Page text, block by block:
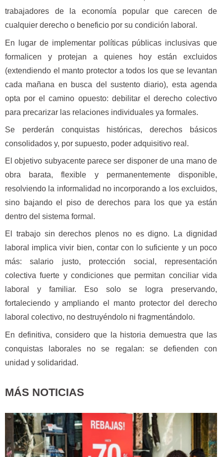
trabajadores de la economía popular que carecen de
cualquier derecho o beneficio por su condición laboral.
En lugar de implementar políticas públicas inclusivas que
formalicen y protejan a quienes hoy están excluidos
(extendiendo el manto protector a todos los que se levantan
cada mañana en busca del sustento diario), esta agenda
opta por el camino opuesto: debilitar el derecho colectivo
para precarizar las relaciones individuales ya formales.
Se perderán conquistas históricas, derechos básicos
consolidados y, por supuesto, poder adquisitivo real.
El objetivo subyacente parece ser disponer de una mano de
obra barata, flexible y permanentemente disponible,
resolviendo la informalidad no incorporando a los excluidos,
sino bajando el piso de derechos para los que ya están
dentro del sistema formal.
El trabajo sin derechos plenos no es digno. La dignidad
laboral implica vivir bien, contar con lo suficiente y un poco
más: salario justo, protección social, representación
colectiva fuerte y condiciones que permitan conciliar vida
laboral y familiar. Eso solo se logra preservando,
fortaleciendo y ampliando el manto protector del derecho
laboral colectivo, no destruyéndolo ni fragmentándolo.
En definitiva, considero que la historia demuestra que las
conquistas laborales no se regalan: se defienden con
unidad y solidaridad.
MÁS NOTICIAS